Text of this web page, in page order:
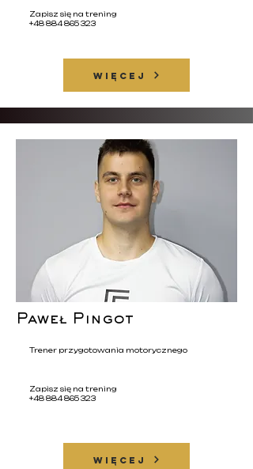
Zapisz się na trening
+48 884 865 323
WIĘCEJ
Paweł Pingot
Trener przygotowania motorycznego
Zapisz się na trening
+48 884 865 323
WIĘCEJ